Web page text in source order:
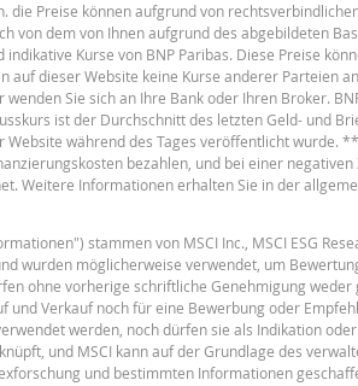
2.61
2.77
2.04
1.65
2.01
2.27
1.67
1.67
English
die Preise können aufgrund von
von dem von Ihnen aufgrund des abgebildeten
Kurse von BNP Paribas. Diese Preise
auf dieser Website keine Kurse anderer Parteien
Sie sich an Ihre Bank oder Ihren Broker.
ist der Durchschnitt des letzten Geld- und
während des Tages veröffentlicht wurde.
bezahlen, und bei einer
Weitere Informationen erhalten Sie in der
stammen von MSCI Inc., MSCI ESG
wurden möglicherweise verwendet, um
ohne vorherige schriftliche Genehmigung
Verkauf noch für eine Bewerbung oder
werden, noch dürfen sie als Indikation
und MSCI kann auf der Grundlage des
und bestimmten Informationen